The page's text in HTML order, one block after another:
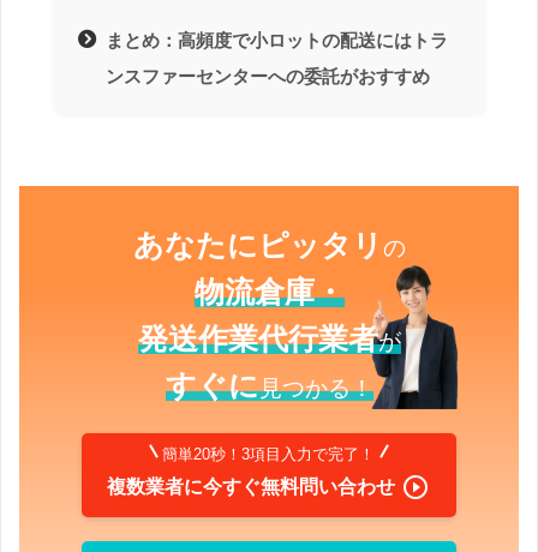
まとめ：高頻度で小ロットの配送にはトラ
ンスファーセンターへの委託がおすすめ
あなたにピッタリ の
物流倉庫・
発送作業代行業者が
すぐに見つかる！
簡単20秒！3項目入力で完了！
複数業者に今すぐ無料問い合わせ 